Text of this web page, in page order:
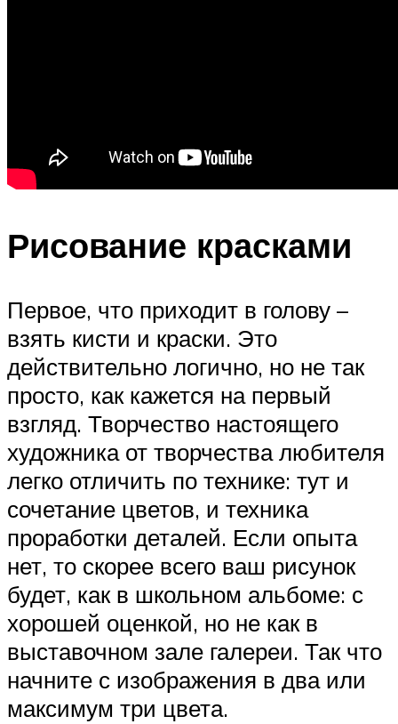
Рисование красками
Первое, что приходит в голову –
взять кисти и краски. Это
действительно логично, но не так
просто, как кажется на первый
взгляд. Творчество настоящего
художника от творчества любителя
легко отличить по технике: тут и
сочетание цветов, и техника
проработки деталей. Если опыта
нет, то скорее всего ваш рисунок
будет, как в школьном альбоме: с
хорошей оценкой, но не как в
выставочном зале галереи. Так что
начните с изображения в два или
максимум три цвета.